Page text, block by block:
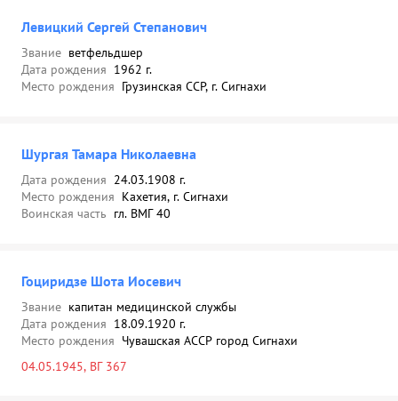
Левицкий Сергей Степанович
Звание ветфельдшер
Дата рождения 1962 г.
Место рождения Грузинская ССР, г. Сигнахи
Шургая Тамара Николаевна
Дата рождения 24.03.1908 г.
Место рождения Кахетия, г. Сигнахи
Воинская часть гл. ВМГ 40
Гоциридзе Шота Иосевич
Звание капитан медицинской службы
Дата рождения 18.09.1920 г.
Место рождения Чувашская АССР город Сигнахи
04.05.1945, ВГ 367